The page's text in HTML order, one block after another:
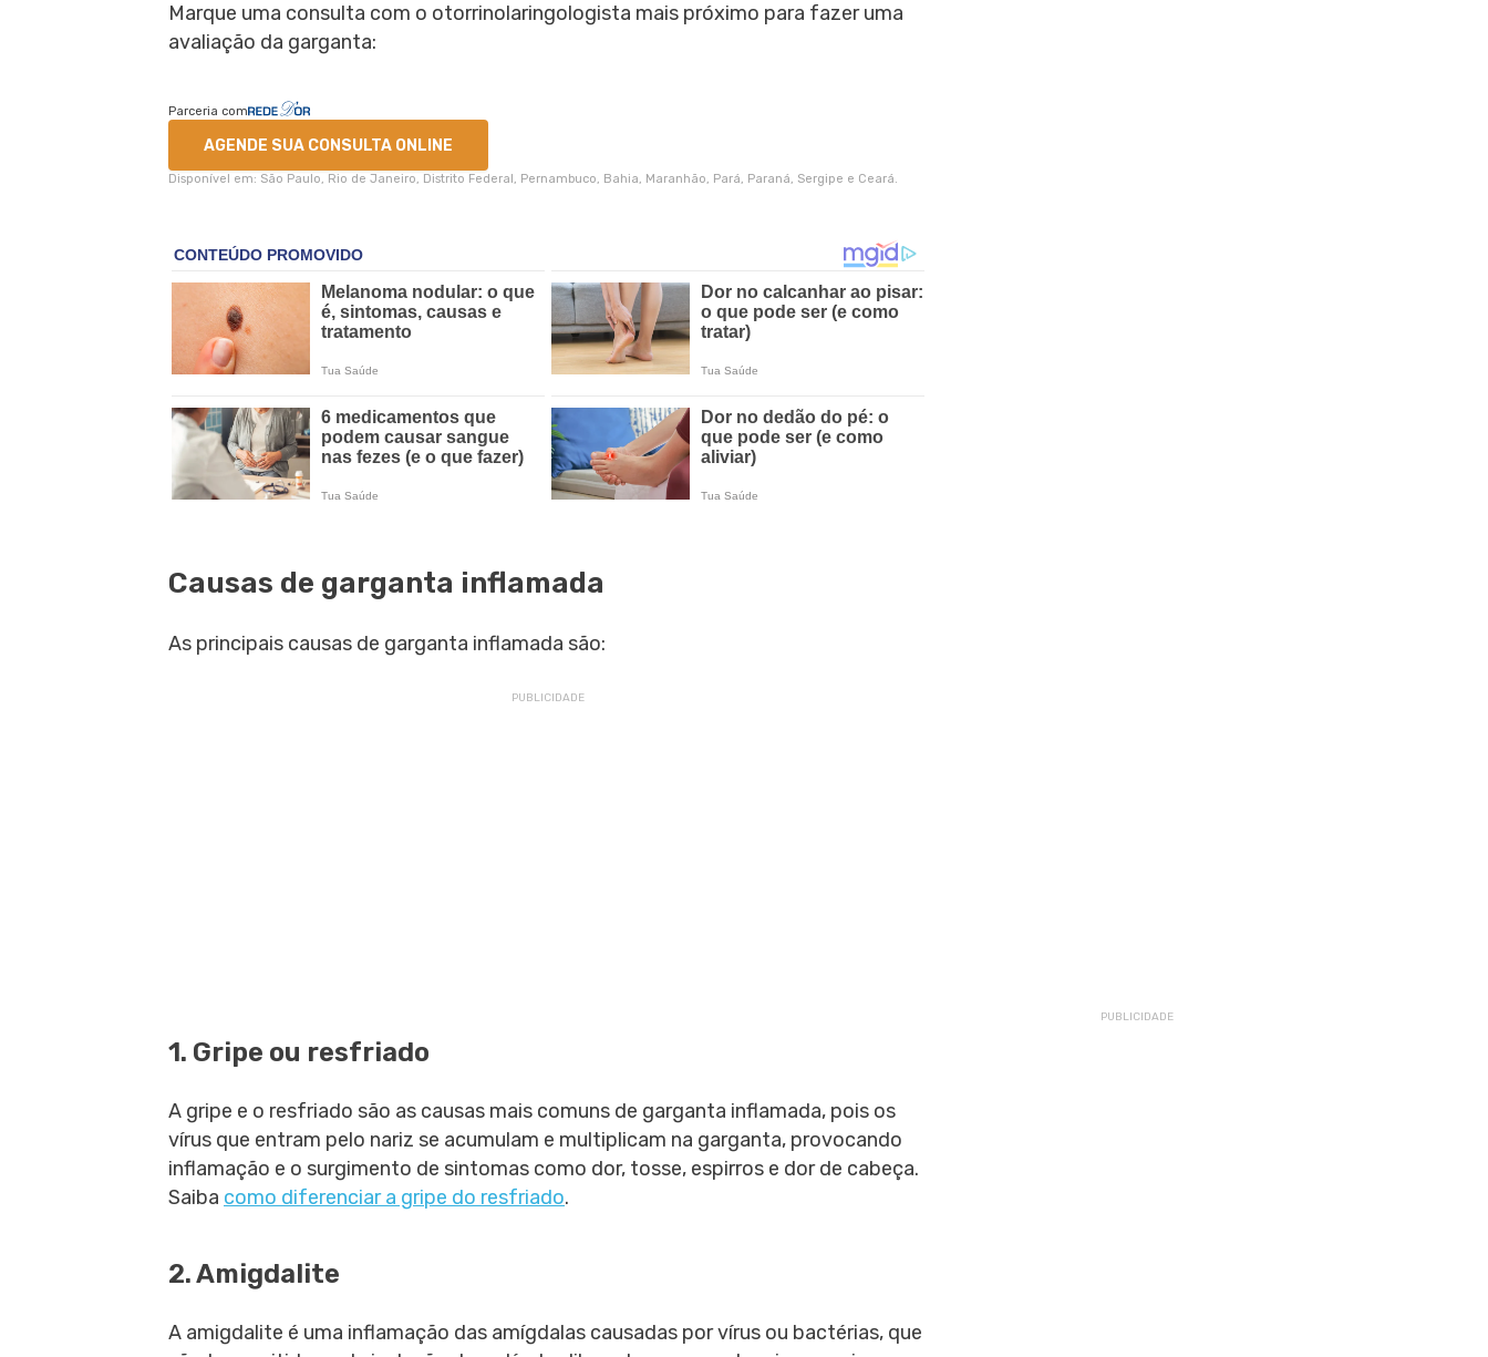
Marque uma consulta com o otorrinolaringologista mais próximo para fazer uma
avaliação da garganta:
Parceria com
AGENDE SUA CONSULTA ONLINE
Disponível em: São Paulo, Rio de Janeiro, Distrito Federal, Pernambuco, Bahia, Maranhão, Pará, Paraná, Sergipe e Ceará.
Causas de garganta inflamada
As principais causas de garganta inflamada são:
1. Gripe ou resfriado
A gripe e o resfriado são as causas mais comuns de garganta inflamada, pois os
vírus que entram pelo nariz se acumulam e multiplicam na garganta, provocando
inflamação e o surgimento de sintomas como dor, tosse, espirros e dor de cabeça.
Saiba como diferenciar a gripe do resfriado.
2. Amigdalite
A amigdalite é uma inflamação das amígdalas causadas por vírus ou bactérias, que